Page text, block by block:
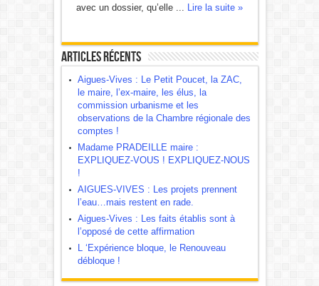
avec un dossier, qu’elle ... Lire la suite »
Articles récents
Aigues-Vives : Le Petit Poucet, la ZAC,
le maire, l’ex-maire, les élus, la
commission urbanisme et les
observations de la Chambre régionale des
comptes !
Madame PRADEILLE maire :
EXPLIQUEZ-VOUS ! EXPLIQUEZ-NOUS
!
AIGUES-VIVES : Les projets prennent
l’eau…mais restent en rade.
Aigues-Vives : Les faits établis sont à
l’opposé de cette affirmation
L ‘Expérience bloque, le Renouveau
débloque !